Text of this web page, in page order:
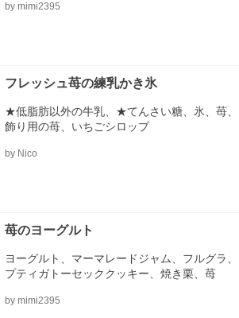
by mimi2395
フレッシュ苺の練乳かき氷
★低脂肪以外の牛乳、★てんさい糖、氷、苺、
飾り用の苺、いちごシロップ
by Nico
苺のヨーグルト
ヨーグルト、マーマレードジャム、フルグラ、
プティガトーセッククッキー、焼き栗、苺
by mimi2395